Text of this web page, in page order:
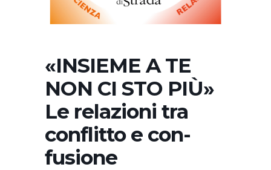
«INSIEME A TE
NON CI STO PIÙ»
Le relazioni tra
conflitto e con-
fusione